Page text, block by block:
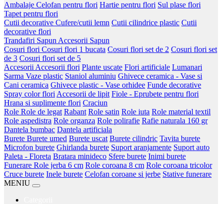
Ambalaje Celofan pentru flori Hartie pentru flori Sul plase flori
Tapet pentru flori
Cutii decorative Cufere/cutii lemn Cutii cilindrice plastic Cutii
decorative flori
Trandafiri Sapun Accesorii Sapun
Cosuri flori Cosuri flori 1 bucata Cosuri flori set de 2 Cosuri flori set
de 3 Cosuri flori set de 5
Accesorii Accesorii flori Plante uscate Flori artificiale Lumanari
Sarma Vaze plastic Staniol aluminiu Ghivece ceramica - Vase si
Cani ceramica Ghivece plastic - Vase orhidee Funde decorative
Spray color flori Accesorii de lipit Fiole - Eprubete pentru flori
Hrana si suplimente flori Craciun
Role Role de legat Rabant Role satin Role iuta Role material textil
Role aspedistra Role organza Role polirafie Rafie naturala 160 gr
Dantela bumbac Dantela artificiala
Burete Burete umed Burete uscat Burete cilindric Tavita burete
Microfon burete Ghirlanda burete Suport aranjamente Suport auto
Paleta - Floreta Bratara minideco Sfere burete Inimi burete
Funerare Role jerba 6 cm Role coroana 8 cm Role coroana tricolor
Cruce burete Inele burete Celofan coroane si jerbe Stative funerare
MENIU